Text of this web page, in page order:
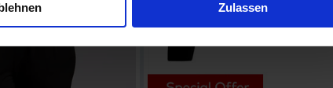
Zulassen